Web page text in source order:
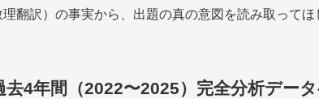
翻訳）の事実から、出題の真の意図を読み取ってほ
去4年間（2022〜2025）完全分析デー